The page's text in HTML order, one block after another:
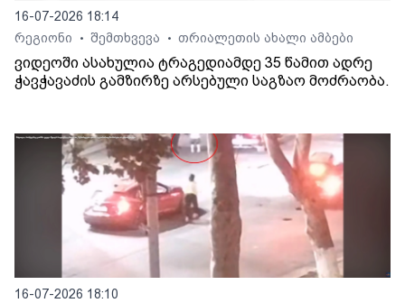
16-07-2026 18:14
რეგიონი
• შემთხვევა • თრიალეთის ახალი ამბები
ვიდეოში ასახულია ტრაგედიამდე 35 წამით ადრე
ჭავჭავაძის გამზირზე არსებული საგზაო მოძრაობა.
16-07-2026 18:10